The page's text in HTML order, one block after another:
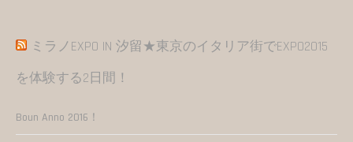
ミラノEXPO IN 汐留★東京のイタリア街でEXPO2015
を体験する2日間！
Boun Anno 2016！